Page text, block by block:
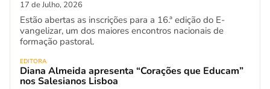
17 de Julho, 2026
Estão abertas as inscrições para a 16.ª edição do E-
vangelizar, um dos maiores encontros nacionais de
formação pastoral.
EDITORA
Diana Almeida apresenta “Corações que Educam”
nos Salesianos Lisboa